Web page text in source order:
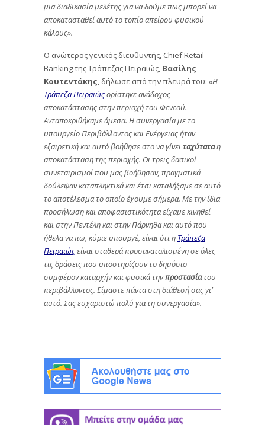
μια διαδικασία μελέτης για να δούμε πως μπορεί να
αποκατασταθεί αυτό το τοπίο απείρου φυσικού
κάλους».
Ο ανώτερος γενικός διευθυντής, Chief Retail
Banking της Τράπεζας Πειραιώς, Βασίλης
Κουτεντάκης , δήλωσε από την πλευρά του: «H
Τράπεζα Πειραιώςορίστηκε ανάδοχος
αποκατάστασης στην περιοχή του Φενεού.
Ανταποκριθήκαμε άμεσα. Η συνεργασία με το
υπουργείο Περιβάλλοντος και Ενέργειας ήταν
εξαιρετική και αυτό βοήθησε στο να γίνει ταχύταταη
αποκατάσταση της περιοχής. Οι τρεις δασικοί
συνεταιρισμοί που μας βοήθησαν, πραγματικά
δούλεψαν καταπληκτικά και έτσι καταλήξαμε σε αυτό
το αποτέλεσμα το οποίο έχουμε σήμερα. Με την ίδια
προσήλωση και αποφασιστικότητα είχαμε κινηθεί
και στην Πεντέλη και στην Πάρνηθα και αυτό που
ήθελα να πω, κύριε υπουργέ, είναι ότι η Τράπεζα
Πειραιώςείναι σταθερά προσανατολισμένη σε όλες
τις δράσεις που υποστηρίζουν το δημόσιο
συμφέρον καταρχήν και φυσικά τηνπροστασίατου
περιβάλλοντος. Είμαστε πάντα στη διάθεσή σας γι’
αυτό. Σας ευχαριστώ πολύ για τη συνεργασία».